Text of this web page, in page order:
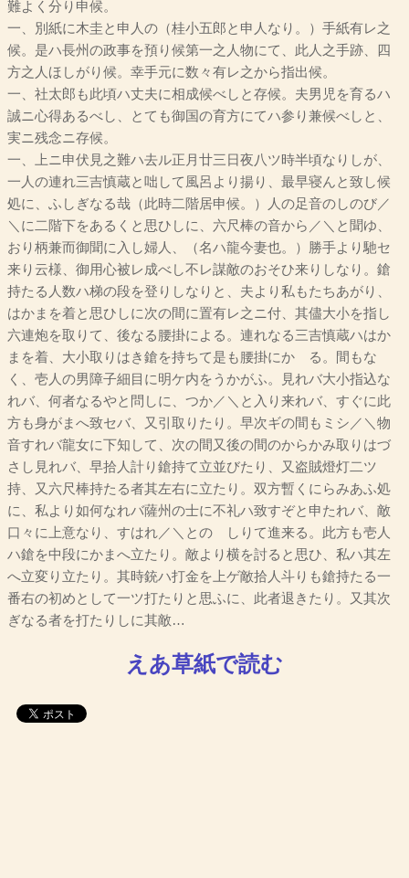
難よく分り申候。
一、別紙に木圭と申人の（桂小五郎と申人なり。）手紙有レ之
候。是ハ長州の政事を預り候第一之人物にて、此人之手跡、四
方之人ほしがり候。幸手元に数々有レ之から指出候。
一、社太郎も此頃ハ丈夫に相成候べしと存候。夫男児を育るハ
誠ニ心得あるべし、とても御国の育方にてハ参り兼候べしと、
実ニ残念ニ存候。
一、上ニ申伏見之難ハ去ル正月廿三日夜八ツ時半頃なりしが、
一人の連れ三吉慎蔵と咄して風呂より揚り、最早寝んと致し候
処に、ふしぎなる哉（此時二階居申候。）人の足音のしのび／
＼に二階下をあるくと思ひしに、六尺棒の音から／＼と聞ゆ、
おり柄兼而御聞に入し婦人、（名ハ龍今妻也。）勝手より馳セ
来り云様、御用心被レ成べし不レ謀敵のおそひ来りしなり。鎗
持たる人数ハ梯の段を登りしなりと、夫より私もたちあがり、
はかまを着と思ひしに次の間に置有レ之ニ付、其儘大小を指し
六連炮を取りて、後なる腰掛による。連れなる三吉慎蔵ハはか
まを着、大小取りはき鎗を持ちて是も腰掛にかゝる。間もな
く、壱人の男障子細目に明ケ内をうかがふ。見れバ大小指込な
れバ、何者なるやと問しに、つか／＼と入り来れバ、すぐに此
方も身がまへ致セバ、又引取りたり。早次ギの間もミシ／＼物
音すれバ龍女に下知して、次の間又後の間のからかみ取りはづ
さし見れバ、早拾人計り鎗持て立並びたり、又盗賊燈灯二ツ
持、又六尺棒持たる者其左右に立たり。双方暫くにらみあふ処
に、私より如何なれバ薩州の士に不礼ハ致すぞと申たれバ、敵
口々に上意なり、すはれ／＼とのゝしりて進来る。此方も壱人
ハ鎗を中段にかまへ立たり。敵より横を討ると思ひ、私ハ其左
へ立変り立たり。其時銃ハ打金を上ゲ敵拾人斗りも鎗持たる一
番右の初めとして一ツ打たりと思ふに、此者退きたり。又其次
ぎなる者を打たりしに其敵…
えあ草紙で読む